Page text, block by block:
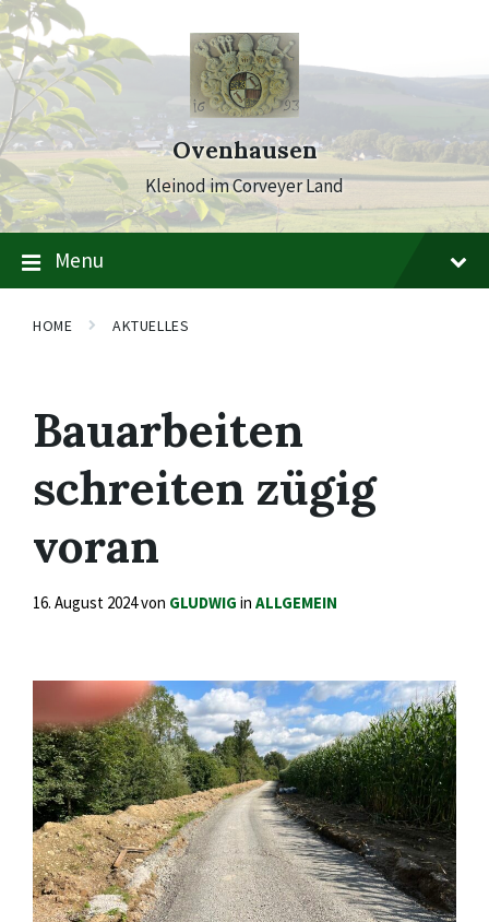
Skip
to
content
Skip
to
main
navigation
Skip
to
footer
Ovenhausen
Kleinod im Corveyer Land
Menu
HOME AKTUELLES
Bauarbeiten
schreiten zügig
voran
16. August 2024von GLUDWIG in ALLGEMEIN